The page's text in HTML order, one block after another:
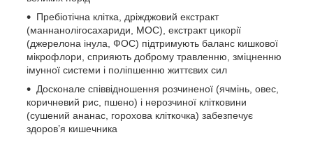
Пребіотічна клітка, дріжджовий екстракт
(маннанолігосахариди, МОС), екстракт цикорії
(джерелона інула, ФОС) підтримують баланс кишкової
мікрофлори, сприяють доброму травленню, зміцненню
імунної системи і поліпшенню життєвих сил
Досконале співвідношення розчиненої (ячмінь, овес,
коричневий рис, пшено) і нерозчиної клітковини
(сушений ананас, горохова кліткочка) забезпечує
здоров’я кишечника